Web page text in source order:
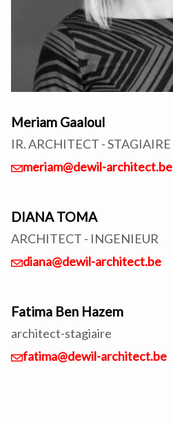
Meriam Gaaloul
IR. ARCHITECT - STAGIAIRE
meriam@dewil-architect.be
DIANA TOMA
ARCHITECT - INGENIEUR
diana@dewil-architect.be
Fatima Ben Hazem
architect-stagiaire
fatima@dewil-architect.be